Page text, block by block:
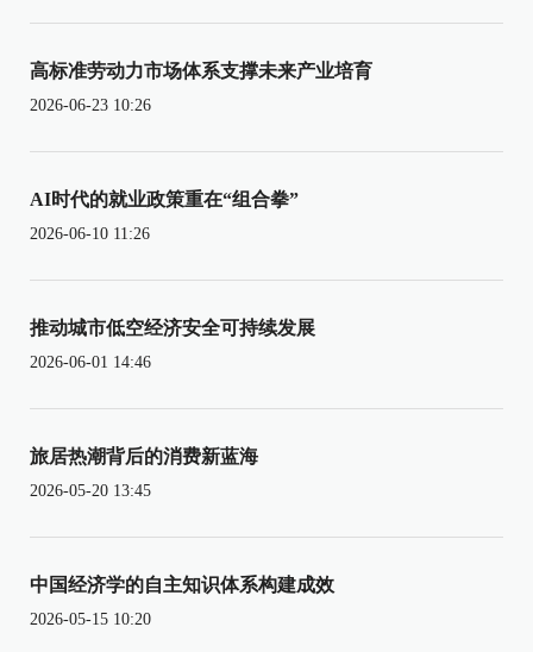
高标准劳动力市场体系支撑未来产业培育
2026-06-23 10:26
AI时代的就业政策重在“组合拳”
2026-06-10 11:26
推动城市低空经济安全可持续发展
2026-06-01 14:46
旅居热潮背后的消费新蓝海
2026-05-20 13:45
中国经济学的自主知识体系构建成效
2026-05-15 10:20